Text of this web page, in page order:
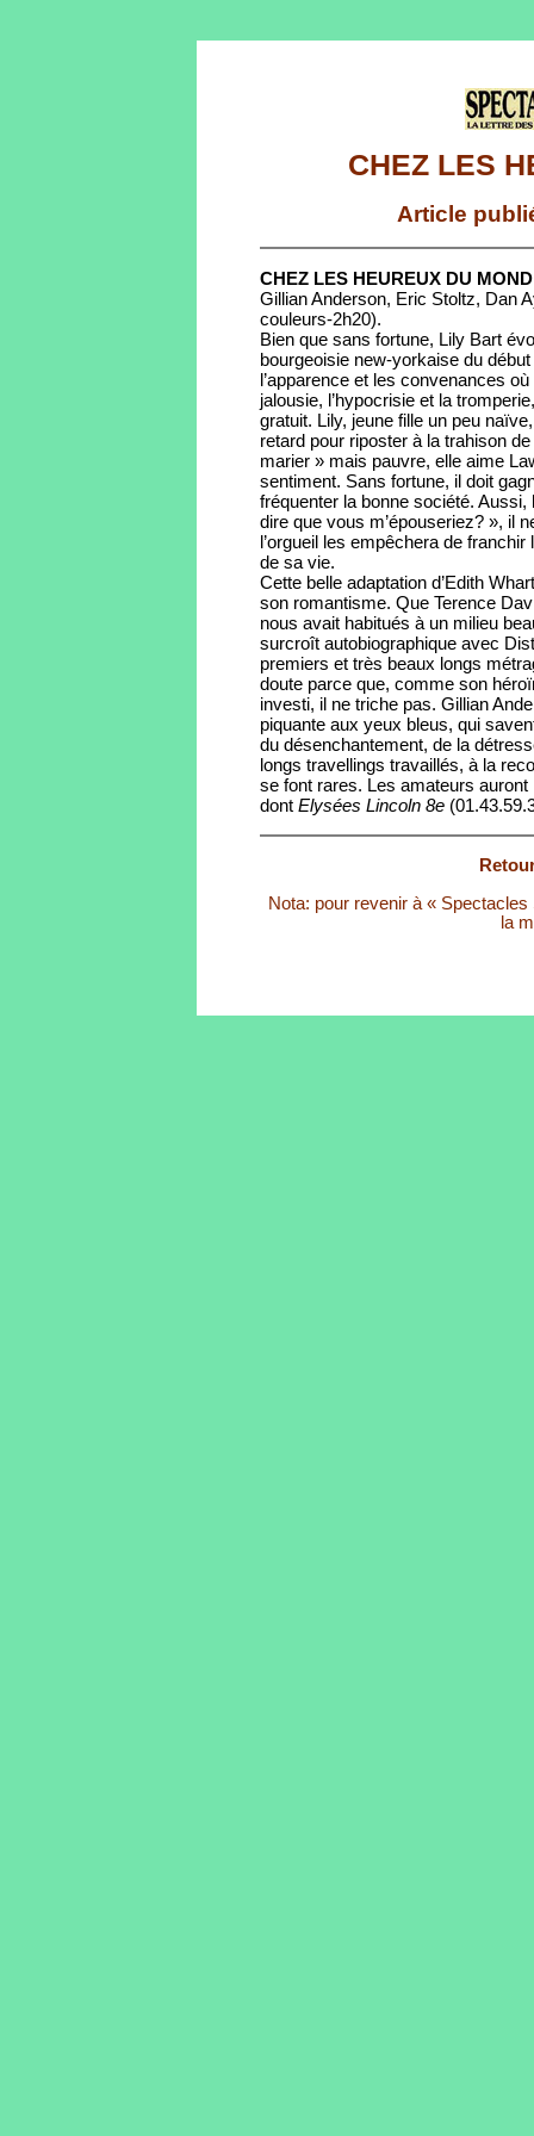
CHEZ LES
Article
CHEZ LES HEUREUX DU
Gillian Anderson, Eric Stoltz, Dan
couleurs-2h20).
Bien que sans fortune, Lily Bart
bourgeoisie new-yorkaise du
l’apparence et les convenances
jalousie, l’hypocrisie et la
gratuit. Lily, jeune fille un peu
retard pour riposter à la trahison
marier » mais pauvre, elle aime
sentiment. Sans fortune, il doit
fréquenter la bonne société.
dire que vous m’épouseriez? », il
l’orgueil les empêchera de
de sa vie.
Cette belle adaptation d’Edith
son romantisme. Que Terence
nous avait habitués à un milieu
surcroît autobiographique avec
premiers et très beaux longs
doute parce que, comme son
investi, il ne triche pas. Gillian
piquante aux yeux bleus, qui
du désenchantement, de la
longs travellings travaillés, à la
se font rares. Les amateurs
dont Elysées Lincoln 8e
Nota: pour revenir à «
la